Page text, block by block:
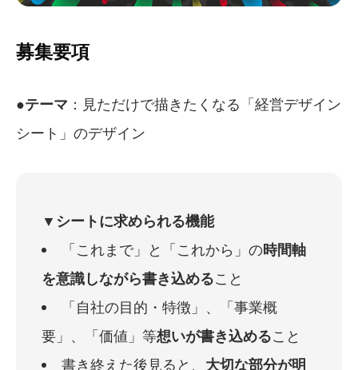
募集要項
●テーマ ：見ただけで描きたくなる「経営デザイン
シート」のデザイン
▼シートに求められる機能
「これまで」と「これから」の時間軸
を意識しながら書き込めること
「自社の目的・特徴」、「事業概
要」、「価値」等想いが書き込めること
書き終えた後見ると、 大切な部分が明